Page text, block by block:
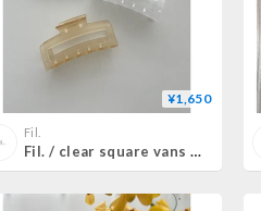
¥1,650
Fil.
Fil. / clear square vans clip(即納)3color